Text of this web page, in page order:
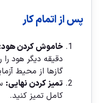
پس از اتمام کار
خاموش کردن
دقیقه دیگر هود
گازها از محیط
تمیز کردن نهایی:
کامل تمیز کنید.